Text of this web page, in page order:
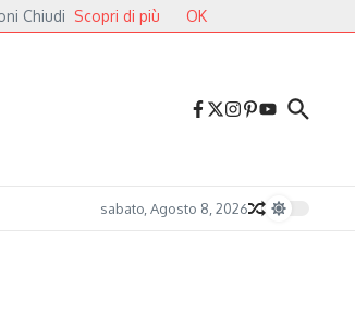
2026, il gran finale: dalla poesia del folk alle pulsazioni
sabato, Agosto 8, 2026
Chiudi Scopri di più OK